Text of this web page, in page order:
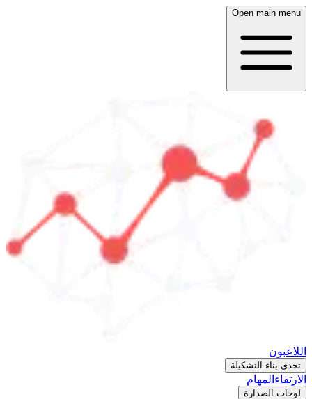
Open main menu
اللاعبون
تحدي بناء التشكيلة
الارتقاء المهام
لوحات الصدارة